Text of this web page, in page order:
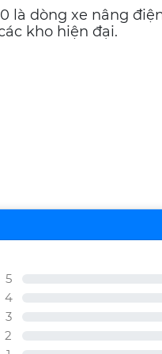
là dòng xe nâng
kho hiện đại.
5
4
3
2